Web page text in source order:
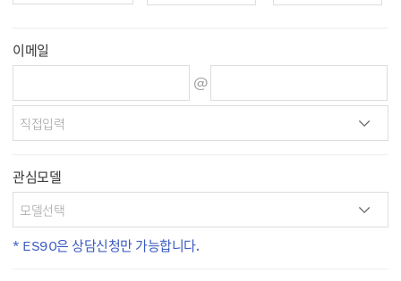
이메일
@
관심모델
* ES90은 상담신청만 가능합니다.